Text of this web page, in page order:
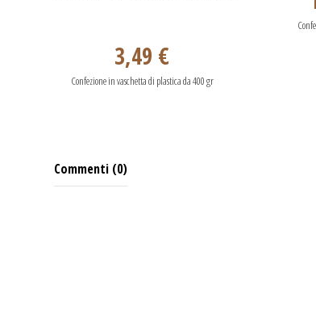
3,49 €
Confezione in vaschetta di plastica da 400 gr
Commenti (0)